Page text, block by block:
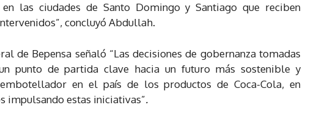
las ciudades de Santo Domingo y Santiago que reciben
concluyó Abdullah.
de Bepensa señaló “Las decisiones de gobernanza tomadas
punto de partida clave hacia un futuro más sostenible y
en el país de los productos de Coca-Cola, en
impulsando estas iniciativas”.